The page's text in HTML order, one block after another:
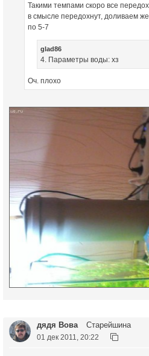
Такими темпами скоро все
в смысле передохнут, доливаем
по 5-7
glad86
4. Параметры воды: хз
Оч. плохо
дядя Вова Старейшина
01 дек 2011, 20:22